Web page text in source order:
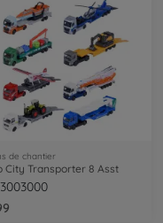
de chantier
City Transporter 8 Asst